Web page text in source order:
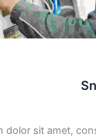
dolor sit amet,